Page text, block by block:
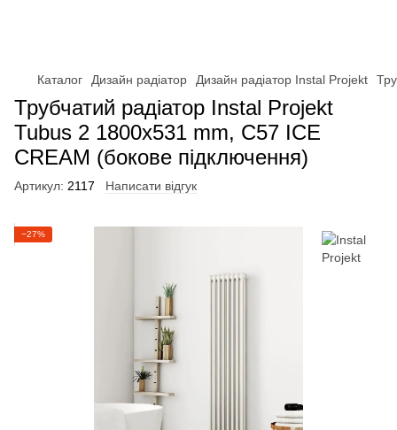
Каталог Дизайн радіатор Дизайн радіатор Instal Projekt
Трубчатий радіатор Instal Projekt
Tubus 2 1800x531 mm, C57 ICE
CREAM (бокове підключення)
Артикул: 2117 Написати відгук
−27%